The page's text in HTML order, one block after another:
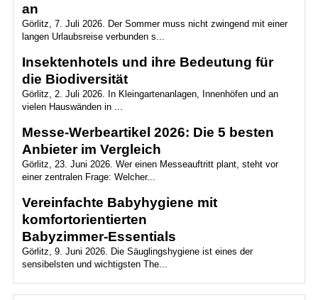
an
Görlitz, 7. Juli 2026. Der Sommer muss nicht zwingend mit einer
langen Urlaubsreise verbunden s...
Insektenhotels und ihre Bedeutung für
die Biodiversität
Görlitz, 2. Juli 2026. In Kleingartenanlagen, Innenhöfen und an
vielen Hauswänden in ...
Messe-Werbeartikel 2026: Die 5 besten
Anbieter im Vergleich
Görlitz, 23. Juni 2026. Wer einen Messeauftritt plant, steht vor
einer zentralen Frage: Welcher...
Vereinfachte Babyhygiene mit
komfortorientierten
Babyzimmer‑Essentials
Görlitz, 9. Juni 2026. Die Säuglingshygiene ist eines der
sensibelsten und wichtigsten The...